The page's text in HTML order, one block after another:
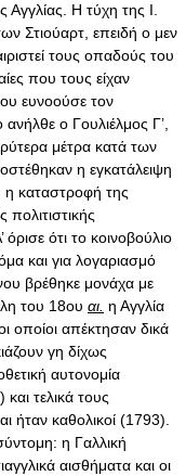
Αγγλίας. Η τύχη της Ι.
Στιούαρτ, επειδή ο μεν
τους οπαδούς του
που τους είχαν
ευνοούσε τον
ο Γουλιέλμος Γ’,
μέτρα κατά των
η εγκατάλειψη
η καταστροφή της
πολιτιστικής
ότι το κοινοβούλιο
και για λογαριασμό
βρέθηκε μονάχα με
του 18ου αι. η Αγγλία βελτίωσε την κατάσταση των Ιρλανδών, οι οποίοι απέκτησαν δικά τους σχολεία (1782), το δικαίωμα να νοικιάζουν γη δίχως περιορισμό στην έκταση (1778), μια νομοθετική αυτονομία (μολονότι δεν είχαν δική τους κυβέρνηση) και τελικά τους παραχωρήθηκε το δικαίωμα ψήφου, αν και ήταν καθολικοί (1793). Αλλά η περίοδος της ευφορίας στάθηκε σύντομη: η Γαλλική επανάσταση αναζωπύρωσε τα παλιά αντιαγγλικά αισθήματα και οι Διαμαρτυρόμενοι, από φόβο μη χάσουν τα προνόμιά τους, υποστήριξαν την ένωση των δύο βασιλείων σε ένα μοναδικό κράτος με ένα μοναδικό κοινοβούλιο, όπως είχε ήδη συμβεί ανάμεσα στην Αγγλία και στη Σκοτία (1707). Η ένωση πραγματοποιήθηκε το 1800, αλλά η πλήρης χειραφέτηση των καθολικών που είχε εξαγγελθεί από τον Άγγλο πρωθυπουργό Πιτ δεν πραγματοποιήθηκε γιατί εναντιώθηκε σε αυτό ο βασιλιάς Γεώργιος Γ’. Τότε, οργανώθηκε νέο επαναστατικό κίνημα από τον Ντάνιελ Ο’ Kόνελ, αρχηγό των καθολικών και βουλευτή (1828) στην αγγλική βουλή, ο οποίος κατόρθωσε να ψηφιστεί ο νόμος για τη χειραφέτηση των καθολικών (1829). Ωστόσο, από οικονομική άποψη η κατάσταση στο νησί παρέμεινε δυσχερής. Μόνη διέξοδος θεωρήθηκε η άρση του νόμου περί ένωσης. Με τον θάνατο του Ο’ Κόνελ (1847) ξέσπασε το κίνημα των Νεοϊρλανδών, το οποίο κατεστάλη όμως, δίχως να πάψουν ποτέ οι Ιρλανδοί να αποβλέπουν στην ανεξαρτησία τους. Το 1858 εμφανίστηκε στην Αμερική το επαναστατικό κίνημα της αδελφότητας των Φενιανών, οι οποίοι μαζί με την κοινοβουλευτική δράση του Τσαρλς Στιούαρτ Πάρνελ και του Mάικλ Nτάβιτ, κατόρθωσε να επιβάλει –με την υποστήριξη του Άγγλου πολιτικού Γκλάντστοουν– νομοθετικά μέτρα περισσότερο ευνοϊκά για την Ι., χωρίς όμως να πετύχει την αυτοδιοίκηση (Home Rule) τόσο το 1886 όσο και το 1893, εξαιτίας της αντίδρασης της Βουλής των Λόρδων. Ένα άλλο κίνημα εχθρικό προς τους Άγγλους (Sinn Fein) γεννήθηκε το 1899, αλλά μόνο το 1911 οι Ιρλανδοί βουλευτές, οι οποίοι συμμάχησαν με τους φιλελευθέρους, κατόρθωσαν να απαγορεύσουν την ανατροπή από τους λόρδους (ο νόμος είχε ψηφιστεί ήδη δύο φορές από τις Κοινότητες). Έτσι, το 1913 ψηφίστηκε η αυτοδιοίκηση, αλλά η έκρηξη του Α’ Παγκοσμίου πολέμου εμπόδισε την εφαρμογή της. Τα ιρλανδικά ακραία στοιχεία προκάλεσαν το 1916 την έκρηξη μιας βίαιης επανάστασης, η οποία πνίγηκε στο αίμα. Ωστόσο, η εκτέλεση 15 ηγετών της και η προσπάθεια για υποχρεωτική επιστράτευση στην τελευταία φάση του Α’ Παγκοσμίου πολέμου είχε ως αποτέλεσμα να κυριαρχήσει το Sinn Fein στην ιρλανδική πολιτική ζωή. Το 1919 οι Ιρλανδοί βουλευτές απείχαν από το βρετανικό κοινοβούλιο και οργάνωσαν εθνοσυνέλευση στο Δουβλίνο κηρύσσοντας ανεξαρτησία, σχημάτισαν δε κυβέρνηση υπό τον Ίμον ντε Βαλέρα, μοναδικό επιζώντα ηγέτη της εξέγερσης του 1916. Παράλληλα, ο Μάικλ Κόλινς αναδιοργάνωσε τις αντάρτικες δυνάμεις, οι οποίες άρχισαν να ονομάζονται Ιρλανδικός Δημοκρατικός Στρατός (IRA) αντί Ιρλανδοί Εθελοντές, όπως ήταν αρχικά γνωστοί. Επιθέσεις κατά των βρετανικών δυνάμεων έγιναν την περίοδο 1919-21 με αποκορύφωμα την επιδρομή σε ένα στρατόπεδο της αστυνομίας τον Ιανουάριο του 1920 και την εκτέλεση 13 Βρετανών πρακτόρων στις 21 Νοεμβρίου 1920. Την ίδια ημέρα κυβερνητικές δυνάμεις άνοιξαν πυρ σε ποδοσφαιρικό γήπεδο σκοτώνοντας 12 ανθρώπους. Η περίοδος της ανεξαρτησίας. Τον Δεκέμβριο του 1920 το νησί διαμελίστηκε καθώς το βρετανικό κοινοβούλιο ψήφισε νόμο με τον οποίο δημιουργήθηκαν δύο ιρλανδικά κοινοβούλια: ένα για τις έξι βορειοανατολικές κομητείες, όπου οι προτεστάντες αποτελούσαν την πλειονότητα αλλά υπήρχε και σημαντικός αριθμός καθολικών, και ένα για τις 26 νότιες κομητείες, όπου ζούσαν σχεδόν αποκλειστικά καθολικοί. Οι προτεστάντες του βόρειου τμήματος δέχτηκαν τη λύση και εξέλεξαν κοινοβούλιο. Αντίθετα, οι καθολικοί, τόσο στον βορρά όσο και στον νότο, δεν επιθυμούσαν τον διαμελισμό του νησιού. Η θέση του Sinn Fein ενισχύθηκε, αλλά ο ανταρτοπόλεμος έληξε στις 11 Ιουλίου 1921. Έπειτα από διαπραγματεύσεις με επικεφαλής τον Μάικλ Κόλινς και τον Άρθουρ Γκρίφιθ η βρετανική κυβέρνηση δέχτηκε το καθεστώς της κτήσης υπό την κυριαρχία του βρετανικού στέμματος για τις 26 κομητείες με τη μορφή του Ιρλανδικού Ελεύθερου Κράτους, από τον Ιανουάριο του 1922. Εν τω μεταξύ, ένα μέρος του Sinn Fein, υπό την ηγεσία του Ντε Βαλέρα δεν αποδέχθηκε τον συμβιβασμό και κήρυξε τη συνέχιση του αγώνα για την απελευθέρωση όλου του νησιού. Το αποτέλεσμα ήταν το ξέσπασμα εμφυλίου πολέμου διάρκειας έντεκα μηνών, από τον Ιούνιο του 1922 έως τον Απρίλιο του 1923, στη διάρκεια του οποίου δολοφονήθηκε ο Μάικλ Κόλινς. Τελικά, ο Ντε Βαλέρα αποδέχθηκε την κατάσταση και ίδρυσε νέο κόμμα, το Fianna Fail, με το οποίο ορκίστηκε για πρώτη φορά βουλευτής τον Ιούνιο του 1927. Στις επόμενες εκλογές του Φεβρουαρίου 1932, το Fianna Fail κέρδισε αρκετές έδρες και σχημάτισε κυβέρνηση μειοψηφίας υπό τον Ντε Βαλέρα, η οποία τελικά κυβέρνησε για 16 συνεχόμενα έτη. Το 1937 καταργήθηκε κάθε αναφορά στον Βρετανό μονάρχη καθώς και η θέση του γενικού κυβερνήτη, δηλαδή του εκπροσώπου του βρετανικού στέμματος στην Ι., ενώ θεσπίστηκε η θέση του προέδρου του κράτους, που είχε πλέον πλήρη κυριαρχία μέσα στη Βρετανική κοινοπολιτεία. Μάλιστα, στη διάρκεια του Β’ Παγκοσμίου πολέμου η Ι. παρέμεινε τυπικά ουδέτερη θέλοντας να επιδείξει την ανεξαρτησία της από τη Βρετανία. Πάντως, σιωπηρά η χώρα συνεργάστηκε με τους Συμμάχους. Το 1949 η Ι. αποσύρθηκε και από την κοινοπολιτεία. Ωστόσο, το ζήτημα του διαμελισμού της Ι. παραμένει ένα από τα πιο αμφιλεγόμενα της σύγχρονης εποχής και ιδιαίτερα από τα τέλη της δεκαετίας του 1960 οι ένοπλες συγκρούσεις στη Βόρεια Ι. έχουν δώσει ευρύτερες διαστάσεις στο ζήτημα. Από τη δεκαετία του 1970, όταν ορισμένοι Βρετανοί πολιτικοί διατύπωσαν νέες προτάσεις για την επανένωση της Ι., υπήρξαν αυξανόμενες φωνές στη χώρα για συνταγματικές μεταρρυθμίσεις ώστε να καταργηθούν τα στοιχεία εκείνα της νομοθεσίας τα οποία αντανακλούν τη μεγάλη επιρροή της Καθολικής Εκκλησίας και τα οποία ενδεχομένως να εμποδίζουν την πολιτική ενοποίηση. Το 1972 η Ι. προσχώρησε στην Ευρωπαϊκή Κοινότητα. Εν τω μεταξύ, μία προσπάθεια της κυβέρνησης να αλλάξει το εκλογικό σύστημα από αναλογικό σε πλειοψηφικό απέτυχε σε δημοψήφισμα που πραγματοποιήθηκε το 1968. Στις εκλογές του 1973 το κόμμα Fianna Fail, το οποίο βρισκόταν στην εξουσία σχεδόν χωρίς διακοπή από το 1932, ηττήθηκε και σχηματίστηκε κυβέρνηση συνασπισμού ανάμεσα στο Fine Gael και στο Eργατικό Kόμμα. Μετά τη δολοφονία του Βρετανού πρεσβευτή στην Ι. από τον ΙΡΑ, τον Ιούλιο του 1976, η ιρλανδική κυβέρνηση επέβαλε αυστηρά μέτρα. Το Fianna Fail κέρδισε τις εκλογές του 1977 και το 1979 ανέλαβε τα ηνία της διακυβέρνησης ο Tσαρλς Xόχι ο οποίος συνέχισε την πολιτική που απέβλεπε σε μια ενωμένη Ι. με αυτονομία για τις έξι βόρειες κομητείες. Το 1981 ανέλαβε επικεφαλής κυβέρνησης συνασπισμού του Fine Gael και του Eργατικού Kόμματος ο Γκάρετ Φιτζέραλντ, τον οποίο διαδέχθηκε σε νέες εκλογές ο Xόχι, ο οποίος στη συνέχεια απέτυχε και έγινε πάλι πρωθυπουργός ο Φιτζέραλντ. Κατά τη διάρκεια του 1986 μια επίμαχη πρόταση της κυβέρνησης για τον τερματισμό της απαγόρευσης των αμβλώσεων (που θα παραβίαζε μια παραδοσιακή αρχή της Καθολικής Εκκλησίας) δεν έγινε δεκτή από τον λαό στο σχετικό δημοψήφισμα και τον επόμενο χρόνο, μετά από μια σειρά αποχωρήσεων, ο κυβερνητικός συνασπισμός κατέρρευσε. Το Fianna Fail σχημάτισε κυβέρνηση μειοψηφίας με τον Xόχι, ο οποίος επέβαλε ένα σκληρό πρόγραμμα οικονομικής λιτότητας. Τον Μάιο του 1989, μετά από μια ακόμη κοινοβουλευτική ήττα της κυβέρνησης, διεξήχθησαν βουλευτικές εκλογές και έπειτα από μαραθώνιες διαπραγματεύσεις ο Xόχι ανέλαβε εκ νέου την πρωθυπουργία. Τον Νοέμβριο του 1990 εξελέγη στις προεδρικές εκλογές η Μαίρη Ρόμπινσον, ανεξάρτητη υποψήφια, η οποία υποστηρίχθηκε από το Eργατικό Kόμμα και από το Kόμμα Eργαζομένων (Workers Party). Τον επόμενο χρόνο η κυβέρνηση συγκλονίστηκε από μια σειρά οικονομικών σκανδάλων στα οποία εμπλέκονταν δημόσιοι αξιωματούχοι. Στο εσωτερικό του κόμματός του ο Xόχι δέχτηκε σκληρή αντιπολίτευση, αλλά τελικά επιβίωσε, απομακρύνοντας όλα τα στελέχη που επεδίωκαν την αντικατάστασή του. Ωστόσο, το 1992, πάλι έπειτα από κατηγορίες για παράνομη παρακολούθηση των τηλεφωνικών συνομιλιών δημοσιογράφων, ο Xόχι αναγκάστηκε να παραιτηθεί και τη θέση του ανέλαβε ο Άλμπερτ Pέινολντς. Οι κατηγορίες για δωροδοκίες και άλλα οικονομικά σκάνδαλα συνεχίζονταν και κατά τις εκλογές του 1992 η χώρα υπέφερε από οικονομικά προβλήματα. Παράλληλα με τις εκλογές, διεξήχθησαν νέα δημοψηφίσματα για τη νομιμοποίηση των αμβλώσεων και τα δύο τρίτα των ψηφοφόρων εκφράστηκαν θετικά. Από τις εκλογές κανένα κόμμα δεν συγκέντρωσε την απόλυτη πλειοψηφία και έτσι το Fianna Fail και το Eργατικό Kόμμα συγκρότησαν συνασπισμό ο οποίος προώθησε ένα σύνολο κοινωνικών μεταρρυθμίσεων. Τον Νοέμβριο του 1994 σοβαρές διαφωνίες εκδηλώθηκαν στην κυβέρνηση συνασπισμού σχετικά με το ζήτημα της συμπλήρωσης έδρας στο ανώτατο δικαστήριο. Ο Pέινολντς παραδέχθηκε ότι απέκρυψε στοιχεία και έσπευσε να υποβάλει την παραίτησή του, ωστόσο, η επιθυμία όλων των μεγάλων κομμάτων να αποφύγουν τη διεξαγωγή εκλογών οδήγησε σε προσπάθειες για τον σχηματισμό νέας κυβέρνησης συνασπισμού. Τελικά, τον Δεκέμβριο του 1994 ανέλαβε μια νέα κυβέρνηση με επικεφαλής τον Tζον Mπρούτον του Fine Gael και με τη στήριξη του Eργατικού Kόμματος και της Δημοκρατικής Aριστεράς (Democratic Left). Η νέα κυβέρνηση δεσμεύτηκε να συνεχίσει τις προσπάθειες για την εξεύρεση μιας μόνιμης ειρηνικής λύσης στο ζήτημα της Βόρειας Ι. καθώς νέες ελπίδες δημιουργήθηκαν με την κήρυξη εκεχειρίας από την πλευρά του ΙΡΑ ήδη από τον Αύγουστο του 1994. Παρά το καλό κλίμα που αρχικά επικράτησε την επόμενη χρονιά, οι ελπίδες άρχισαν να εξανεμίζονται καθώς η Βρετανία επέμενε στον αφοπλισμό του ΙΡΑ, όρος που απορρίφθηκε από την ηγεσία της οργάνωσης. Τον Ιανουάριο του 1996 ο ΙΡΑ άρχισε ξανά τις βομβιστικές επιθέσεις, ενώ ο Μπρούτον με τον Βρετανό ομόλογό του Τζον Μέιτζορ προσπαθούσαν να προωθήσουν την ειρηνευτική διαδικασία. Απέκλεισαν ωστόσο το Sinn Fein από αυτή, όσο ο ΙΡΑ συνέχιζε τη μαχητική δράση του. Τον Ιούλιο του 1997 ο ΙΡΑ ανακοίνωσε αναστολή της ένοπλης δράσης του και τον Σεπτέμβριο το Sinn Fein